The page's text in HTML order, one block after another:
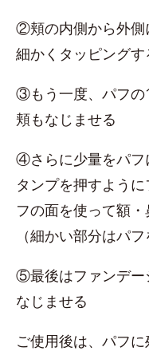
②頬の内側から外側
細かくタッピング
③もう一度、パフの
頬もなじませる
④さらに少量をパフ
タンプを押すよう
フの面を使って額
（細かい部分はパ
⑤最後はファンデー
なじませる
ご使用後は、パフ